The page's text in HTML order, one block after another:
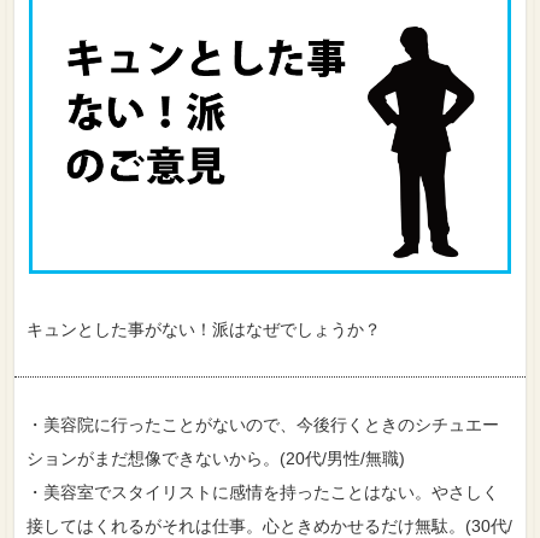
キュンとした事がない！派はなぜでしょうか？
・美容院に行ったことがないので、今後行くときのシチュエー
ションがまだ想像できないから。(20代/男性/無職)
・美容室でスタイリストに感情を持ったことはない。やさしく
接してはくれるがそれは仕事。心ときめかせるだけ無駄。(30代/